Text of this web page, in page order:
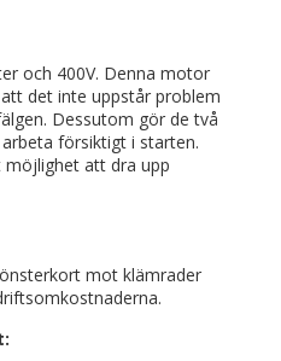
och 400V. Denna motor
det inte uppstår problem
Dessutom gör de två
försiktigt i starten.
möjlighet att dra upp
mot klämrader